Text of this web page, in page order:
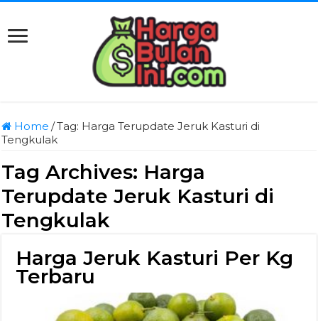
Home /Tag: Harga Terupdate Jeruk Kasturi di
Tengkulak
Tag Archives: Harga
Terupdate Jeruk Kasturi di
Tengkulak
Harga Jeruk Kasturi Per Kg
Terbaru